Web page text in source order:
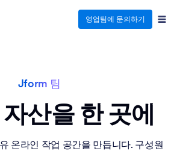
영업팀에 문의하기
Jform 팀
산을 한 곳에
온라인 작업 공간을 만듭니다. 구성원